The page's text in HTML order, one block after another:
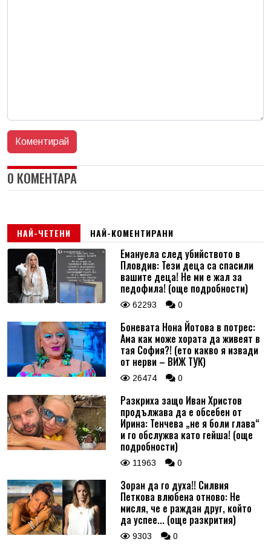
0 КОМЕНТАРА
НАЙ-ЧЕТЕНИ НАЙ-КОМЕНТИРАНИ
Емануела след убийството в
Пловдив: Тези деца са спасили
вашите деца! Не ми е жал за
педофила! (още подробности)
62293 0
Боневата Нона Йотова в потрес:
Ама как може хората да живеят в
тая София?! (ето какво я извади
от нерви – ВИЖ ТУК)
26474 0
Разкриха защо Иван Христов
продължава да е обсебен от
Ирина: Тенчева „не я боли глава“
и го обслужва като гейша! (още
подробности)
11963 0
Зоран да го духа!! Силвия
Петкова влюбена отново: Не
мисля, че е раждан друг, който
да успее... (още разкрития)
9303 0